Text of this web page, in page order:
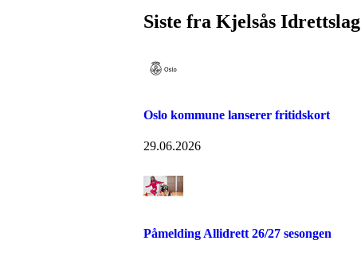
Siste fra Kjelsås Idrettslag
Oslo kommune lanserer fritidskort
29.06.2026
Påmelding Allidrett 26/27 sesongen